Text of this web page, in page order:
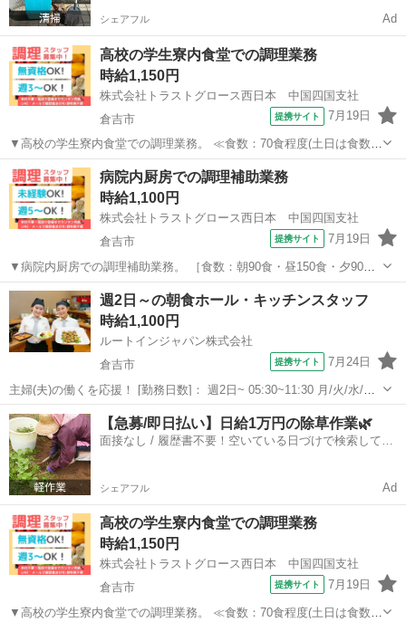
シェアフル Ad
高校の学生寮内食堂での調理業務
時給1,150円
株式会社トラストグロース西日本 中国四国支社
倉吉市
提携サイト 7月19日
▼高校の学生寮内食堂での調理業務。 ≪食数：70食程度(土日は食数
減)/職員2名体制≫ ▼厨房にて、夕食の簡単な調理・盛付け・洗浄
等。 《必須資格》 ◇不問 《必須条件》 ◇調理業務経験者 ※お仕事
No.CS-704...
鳥取 倉吉市 キッチン
病院内厨房での調理補助業務
時給1,100円
株式会社トラストグロース西日本 中国四国支社
倉吉市
提携サイト 7月19日
▼病院内厨房での調理補助業務。 ［食数：朝90食・昼150食・夕90食
／職員体制：15名(20代～60代活躍中)］ ▼食材の仕込み、切り込み、
盛付け、食器洗浄 等。 ▼制服：貸与あり。 〇お子様の行事・体調面
でのお休みや...
鳥取 倉吉市 キッチン
週2日～の朝食ホール・キッチンスタッフ
時給1,100円
ルートインジャパン株式会社
倉吉市
提携サイト 7月24日
主婦(夫)の働くを応援！ [勤務日数]： 週2日~ 05:30~11:30 月/火/水/木/
金/土/日 などから選べます [勤務地・最寄駅]： 鳥取県倉吉市上井字五
反田320番地11 ホテルルートイン倉吉駅前 倉吉駅徒歩...
鳥取 倉吉市 キッチン
【急募/即日払い】日給1万円の除草作業🌿
面接なし / 履歴書不要！空いている日づけで検索して即
シェアフル Ad
高校の学生寮内食堂での調理業務
時給1,150円
株式会社トラストグロース西日本 中国四国支社
倉吉市
提携サイト 7月19日
▼高校の学生寮内食堂での調理業務。 ≪食数：70食程度(土日は食数